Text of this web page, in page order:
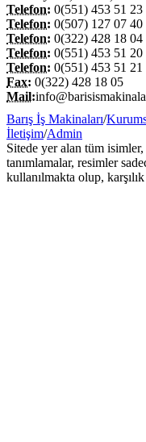
Telefon: 0(551) 453 51 23
Telefon: 0(507) 127 07 40
Telefon: 0(322) 428 18 04
Telefon: 0(551) 453 51 20
Telefon: 0(551) 453 51 21
Fax: 0(322) 428 18 05
Mail:
Barış İş Makinaları/
İletişim/Admin
Sitede yer alan tüm
tanımlamalar, resimler
kullanılmakta olup,